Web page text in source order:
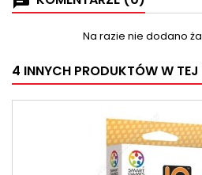
Na razie nie dodano
4 INNYCH PRODUKTÓW W